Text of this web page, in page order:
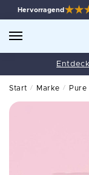
Hervorragend
Start / Marke / Pure